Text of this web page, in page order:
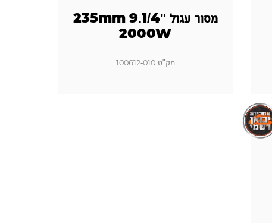
מסור עגול "9.1/4 235mm
2000W
מק"ט 100612-010